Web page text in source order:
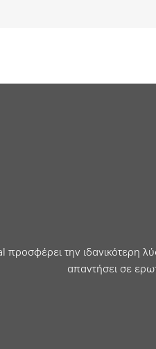
την ιδανικότερη
απαντήσει σε